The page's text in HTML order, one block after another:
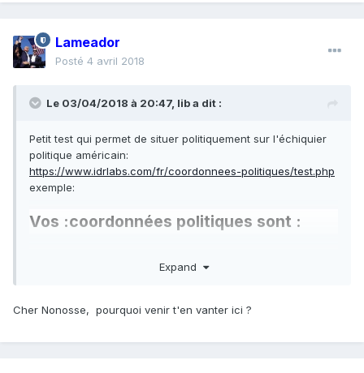
Lameador
Posté 4 avril 2018
Le 03/04/2018 à 20:47, liba dit :
Petit test qui permet de situer politiquement sur l'échiquier
politique américain:
https://www.idrlabs.com/fr/coordonnees-politiques/test.php
exemple:
Vos :coordonnées politiques sont :
Expand
Cher Nonosse, pourquoi venir t'en vanter ici ?